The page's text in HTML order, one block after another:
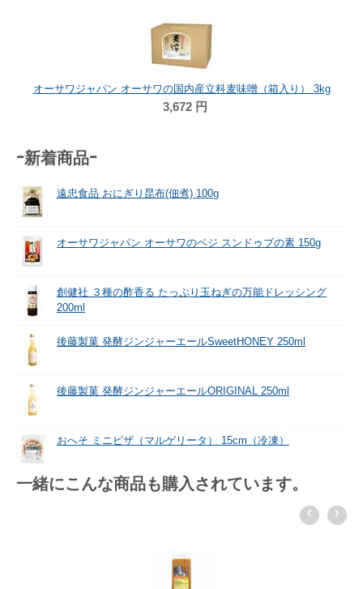
オーサワジャパン オーサワの国内産立科麦味噌（箱入り） 3kg
3,672 円
-新着商品-
遠忠食品 おにぎり昆布(佃煮) 100g
オーサワジャパン オーサワのベジ スンドゥブの素 150g
創健社 ３種の酢香る たっぷり玉ねぎの万能ドレッシング
200ml
後藤製菓 発酵ジンジャーエールSweetHONEY 250ml
後藤製菓 発酵ジンジャーエールORIGINAL 250ml
おへそ ミニピザ（マルゲリータ） 15cm（冷凍）
一緒にこんな商品も購入されています。